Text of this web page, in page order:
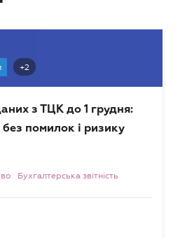
+2
з ТЦК до 1 грудня:
помилок і ризику
Бухгалтерська звітність